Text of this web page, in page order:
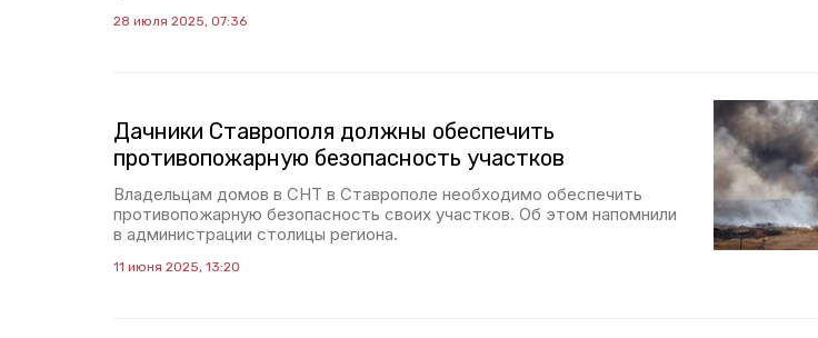
28 июля 2025, 07:36
Дачники Ставрополя должны обеспечить
противопожарную безопасность участков
Владельцам домов в СНТ в Ставрополе необходимо обеспечить
противопожарную безопасность своих участков. Об этом напомнили
в администрации столицы региона.
11 июня 2025, 13:20